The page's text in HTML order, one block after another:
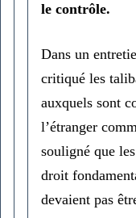
le contrôle.
Dans un
critiqué les
auxquels sont
l’étranger
souligné que
droit
devaient pas